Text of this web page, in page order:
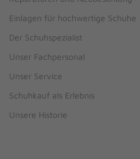
Einlagen für hochwertige Schuhe
Der Schuhspezialist
Unser Fachpersonal
Unser Service
Schuhkauf als Erlebnis
Unsere Historie